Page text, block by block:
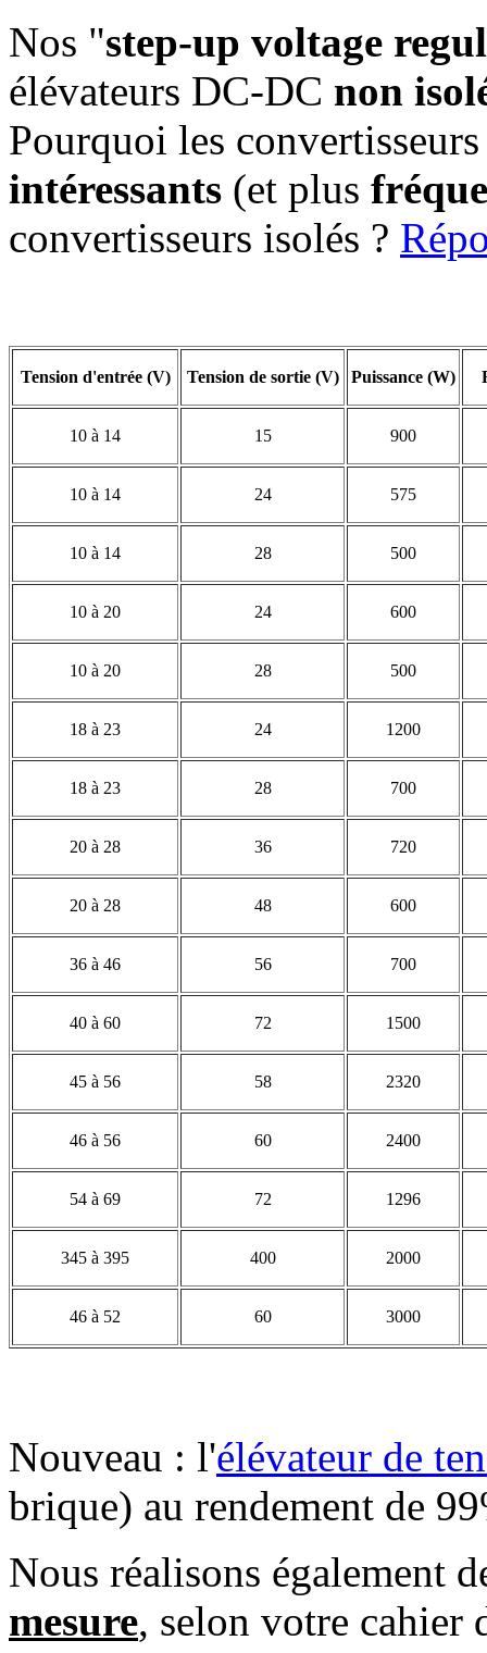
Nos "step-up voltage
élévateurs DC-DC non
Pourquoi les
intéressants (et plus
convertisseurs isolés ?
Tension d'entrée (V) Tension de sortie (V) Puissance (W)
10 à 14 15 900
10 à 14 24 575
10 à 14 28 500
10 à 20 24 600
10 à 20 28 500
18 à 23 24 1200
18 à 23 28 700
20 à 28 36 720
20 à 28 48 600
36 à 46 56 700
40 à 60 72 1500
45 à 56 58 2320
46 à 56 60 2400
54 à 69 72 1296
345 à 395 400 2000
46 à 52 60 3000
Nouveau : l'élévateur de
brique) au rendement de
Nous réalisons également
mesure, selon votre cahier